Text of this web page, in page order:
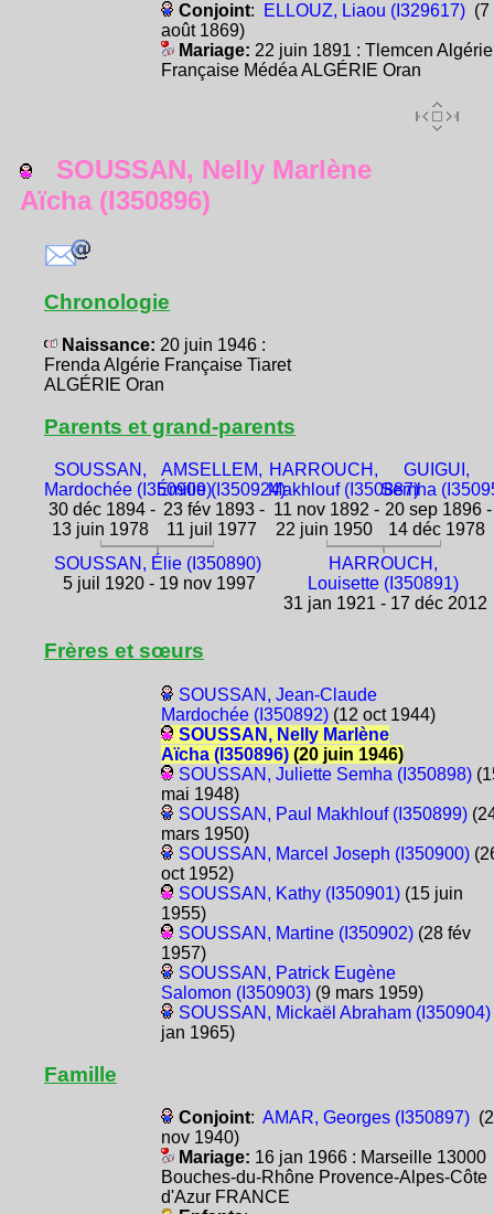
Conjoint: ELLOUZ, Liaou (I329617)(7
août 1869)
Mariage: 22 juin 1891 : Tlemcen Algérie
Française Médéa ALGÉRIE Oran
SOUSSAN, Nelly Marlène
Aïcha (I350896)
Chronologie
Naissance: 20 juin 1946 :
Frenda Algérie Française Tiaret
ALGÉRIE Oran
Parents et grand-parents
SOUSSAN,
Mardochée (I350909)
30 déc 1894 -
13 juin 1978
AMSELLEM,
Émilie (I350924)
23 fév 1893 -
11 juil 1977
HARROUCH,
Makhlouf (I350887)
11 nov 1892 -
22 juin 1950
GUIGUI,
Semha
20 sep 1896 -
14 déc 1978
SOUSSAN, Élie (I350890)
5 juil 1920 - 19 nov 1997
HARROUCH,
Louisette (I350891)
31 jan 1921 - 17 déc 2012
Frères et sœurs
SOUSSAN, Jean-Claude
Mardochée (I350892)(12 oct 1944)
SOUSSAN, Nelly Marlène
Aïcha (I350896)(20 juin 1946)
SOUSSAN, Juliette Semha (I350898)
mai 1948)
SOUSSAN, Paul Makhlouf (I350899)
mars 1950)
SOUSSAN, Marcel Joseph (I350900)
oct 1952)
SOUSSAN, Kathy (I350901)(15 juin
1955)
SOUSSAN, Martine (I350902)(28 fév
1957)
SOUSSAN, Patrick Eugène
Salomon (I350903)(9 mars 1959)
SOUSSAN, Mickaël Abraham (I350904)
jan 1965)
Famille
Conjoint: AMAR, Georges (I350897)
nov 1940)
Mariage: 16 jan 1966 : Marseille 13000
Bouches-du-Rhône Provence-Alpes-Côte
d'Azur FRANCE